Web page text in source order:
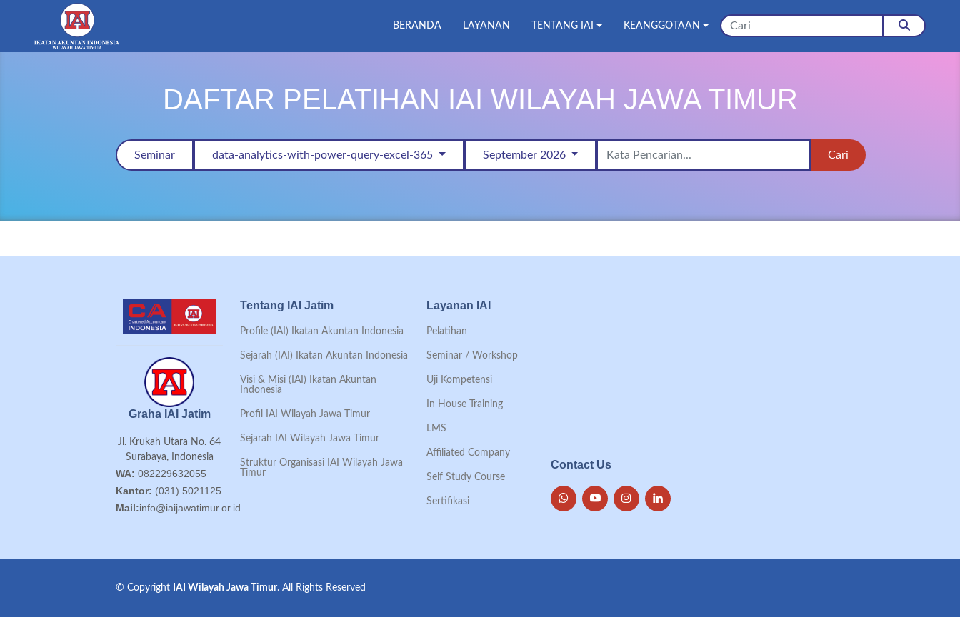
BERANDA LAYANAN TENTANG IAI KEANGGOTAAN
DAFTAR PELATIHAN IAI WILAYAH JAWA TIMUR
Seminar data-analytics-with-power-query-excel-365 September 2026 Cari
Graha IAI Jatim
Jl. Krukah Utara No. 64
Surabaya, Indonesia
WA: 082229632055
Kantor: (031) 5021125
Mail:info@iaijawatimur.or.id
Tentang IAI Jatim
Profile (IAI) Ikatan Akuntan Indonesia
Sejarah (IAI) Ikatan Akuntan Indonesia
Visi & Misi (IAI) Ikatan Akuntan
Indonesia
Profil IAI Wilayah Jawa Timur
Sejarah IAI Wilayah Jawa Timur
Struktur Organisasi IAI Wilayah Jawa
Timur
Layanan IAI
Pelatihan
Seminar / Workshop
Uji Kompetensi
In House Training
LMS
Affiliated Company
Self Study Course
Sertifikasi
Contact Us
© Copyright IAI Wilayah Jawa Timur. All Rights Reserved